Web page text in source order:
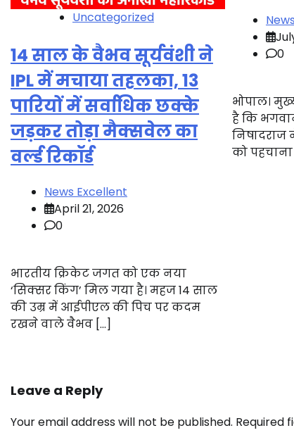
Uncategorized
14 साल के वैभव सूर्यवंशी ने
IPL में मचाया तहलका, 13
पारियों में सर्वाधिक छक्के
जड़कर तोड़ा मैक्सवेल का
वर्ल्ड रिकॉर्ड
News Excellent
April 21, 2026
0
भारतीय क्रिकेट जगत को एक नया
‘सिक्सर किंग’ मिल गया है। महज 14 साल
की उम्र में आईपीएल की पिच पर कदम
रखने वाले वैभव […]
0
भोपाल।
है कि
निषादराज
को
Leave a Reply
Your email address will not be published. Required